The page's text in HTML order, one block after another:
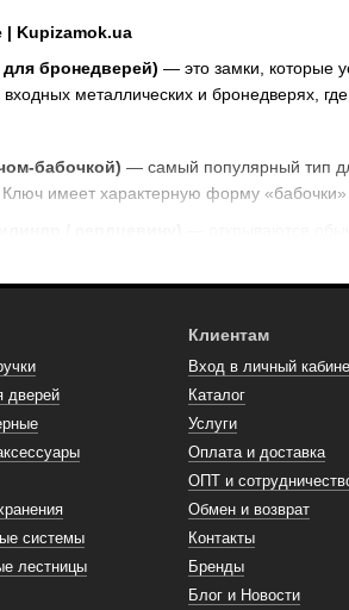
| Kupizamok.ua
бронедверей) — это замки, которые
металлических и бронедверях,
бабочкой) — самый популярный тип
имеет характерную форму
замки / замки-моноблоки)— в
сменить код без замены всего замка.
/ с защелкой)
— устанавливаются на
глухие / без ручки)
— устанавливаются
с тягами / многостороннего запирания)
дверей
системы
лестницы
Клиентам
Вход в личный
Каталог
Услуги
Оплата и доставка
ОПТ и
Обмен и возврат
Контакты
Бренды
Блог и Новости